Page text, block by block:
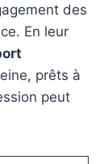
des
En leur
prêts à
peut